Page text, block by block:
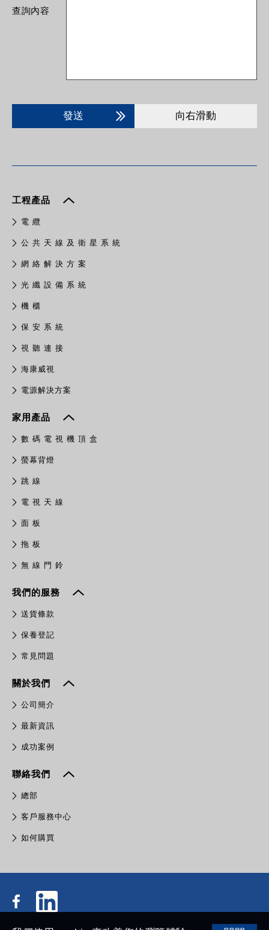
查詢內容
發送 向右滑動
工程產品
電 纜
公 共 天 線 及 衛 星 系 統
網 絡 解 決 方 案
光 纖 設 備 系 統
機 櫃
保 安 系 統
視 聽 連 接
​海康威視
電源解決方案
家用產品
數 碼 電 視 機 頂 盒
螢幕背燈
跳 線
電 視 天 線
面 板
拖 板
無 線 門 鈴
我們的服務
送貨條款
保養登記
常見問題
關於我們
公司簡介
最新資訊
成功案例
聯絡我們
總部
客戶服務中心
如何購買